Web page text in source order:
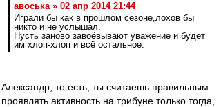
авоська » 02 апр 2014 21:44
Играли бы как в прошлом сезоне,лохов бы
никто и не услышал.
Пусть заново завоёвывают уважение и будет
им хлоп-хлоп и всё остальное.
Александр, то есть, ты считаешь правильным
проявлять активность на трибуне только тогда,